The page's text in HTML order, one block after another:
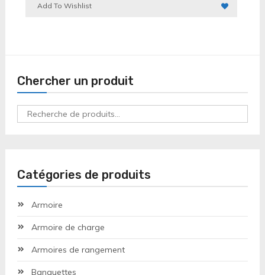
Add To Wishlist
Chercher un produit
Recherche
pour :
Catégories de produits
Armoire
Armoire de charge
Armoires de rangement
Banquettes